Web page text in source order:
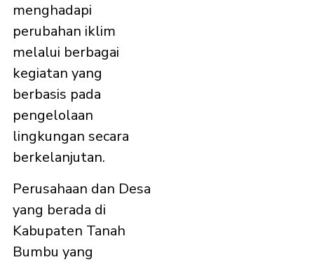
menghadapi
perubahan iklim
melalui berbagai
kegiatan yang
berbasis pada
pengelolaan
lingkungan secara
berkelanjutan.
Perusahaan dan Desa
yang berada di
Kabupaten Tanah
Bumbu yang